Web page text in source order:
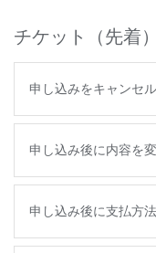
チケット（先着）
申し込みをキャンセ
申し込み後に内容を
申し込み後に支払方